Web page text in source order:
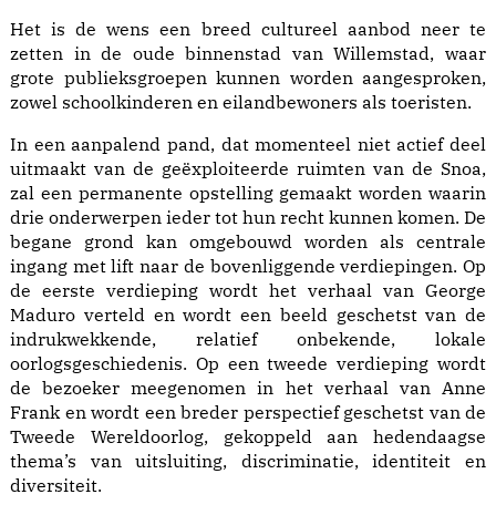
Het is de wens een breed cultureel aanbod neer te
zetten in de oude binnenstad van Willemstad, waar
grote publieksgroepen kunnen worden aangesproken,
zowel schoolkinderen en eilandbewoners als toeristen.
In een aanpalend pand, dat momenteel niet actief deel
uitmaakt van de geëxploiteerde ruimten van de Snoa,
zal een permanente opstelling gemaakt worden waarin
drie onderwerpen ieder tot hun recht kunnen komen. De
begane grond kan omgebouwd worden als centrale
ingang met lift naar de bovenliggende verdiepingen. Op
de eerste verdieping wordt het verhaal van George
Maduro verteld en wordt een beeld geschetst van de
indrukwekkende, relatief onbekende, lokale
oorlogsgeschiedenis. Op een tweede verdieping wordt
de bezoeker meegenomen in het verhaal van Anne
Frank en wordt een breder perspectief geschetst van de
Tweede Wereldoorlog, gekoppeld aan hedendaagse
thema’s van uitsluiting, discriminatie, identiteit en
diversiteit.